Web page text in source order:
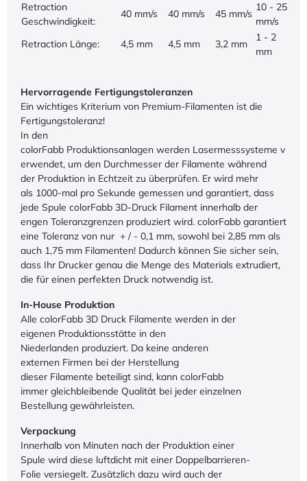
Retraction
Geschwindigkeit:
40 mm/s 40 mm/s 45 mm/s
10 - 25
mm/s
Retraction Länge:
4,5 mm 4,5 mm 3,2 mm
1 - 2
mm
Hervorragende Fertigungstoleranzen
Ein wichtiges Kriterium von Premium-Filamenten ist die
Fertigungstoleranz!
In den
colorFabb Produktionsanlagen werden Lasermesssysteme v
erwendet, um den Durchmesser der Filamente während
der Produktion in Echtzeit zu überprüfen. Er wird mehr
als 1000-mal pro Sekunde gemessen und garantiert, dass
jede Spule colorFabb 3D-Druck Filament innerhalb der
engen Toleranzgrenzen produziert wird. colorFabb garantiert
eine Toleranz von nur + / - 0,1 mm, sowohl bei 2,85 mm als
auch 1,75 mm Filamenten! Dadurch können Sie sicher sein,
dass Ihr Drucker genau die Menge des Materials extrudiert,
die für einen perfekten Druck notwendig ist.
In-House Produktion
Alle colorFabb 3D Druck Filamente werden in der
eigenen Produktionsstätte in den
Niederlanden produziert. Da keine anderen
externen Firmen bei der Herstellung
dieser Filamente beteiligt sind, kann colorFabb
immer gleichbleibende Qualität bei jeder einzelnen
Bestellung gewährleisten.
Verpackung
Innerhalb von Minuten nach der Produktion einer
Spule wird diese luftdicht mit einer Doppelbarrieren-
Folie versiegelt. Zusätzlich dazu wird auch der